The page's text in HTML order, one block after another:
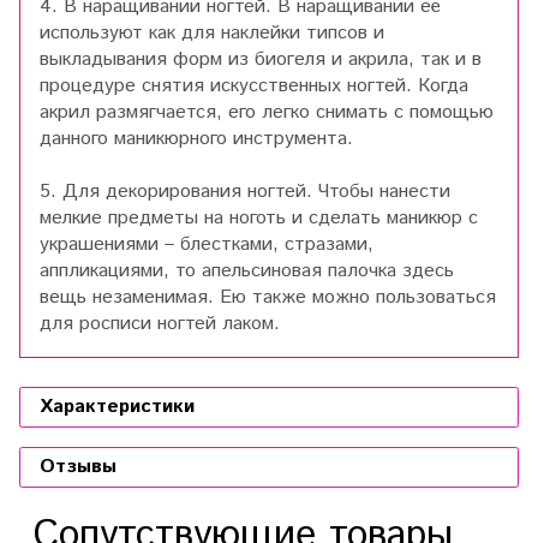
4. В наращивании ногтей. В наращивании её
используют как для наклейки типсов и
выкладывания форм из биогеля и акрила, так и в
процедуре снятия искусственных ногтей. Когда
акрил размягчается, его легко снимать с помощью
данного маникюрного инструмента.
5. Для декорирования ногтей. Чтобы нанести
мелкие предметы на ноготь и сделать маникюр с
украшениями – блестками, стразами,
аппликациями, то апельсиновая палочка здесь
вещь незаменимая. Ею также можно пользоваться
для росписи ногтей лаком.
Характеристики
Отзывы